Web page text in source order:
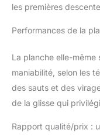
les premières
Performances de la
La planche elle-même
maniabilité, selon les
des sauts et des
de la glisse qui
Rapport qualité/prix :